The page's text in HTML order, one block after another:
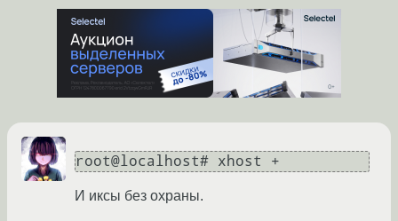
root@localhost# xhost +
И иксы без охраны.